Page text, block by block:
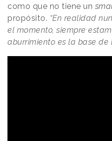
como que no tiene un
propósito. “En realidad
el momento, siempre
aburrimiento es la base de